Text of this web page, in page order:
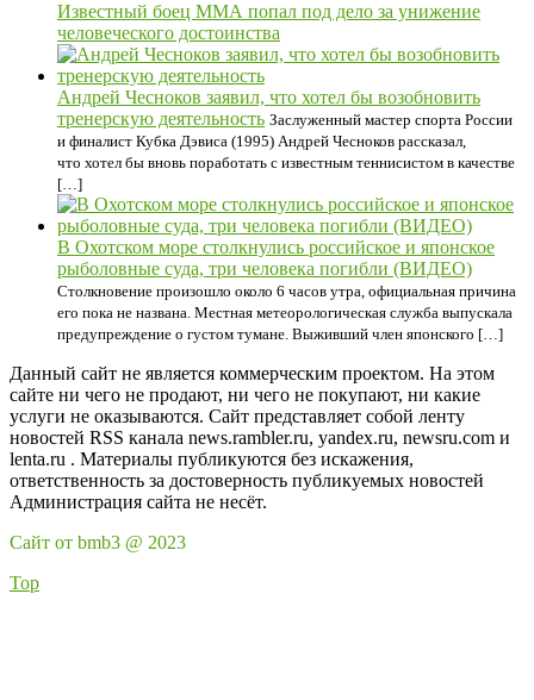
Известный боец ММА попал под дело за унижение
человеческого достоинства
Андрей Чесноков заявил, что хотел бы возобновить
тренерскую деятельность Заслуженный мастер спорта России
и финалист Кубка Дэвиса (1995) Андрей Чесноков рассказал,
что хотел бы вновь поработать с известным теннисистом в качестве
[…]
В Охотском море столкнулись российское и японское
рыболовные суда, три человека погибли (ВИДЕО)
Столкновение произошло около 6 часов утра, официальная причина
его пока не названа. Местная метеорологическая служба выпускала
предупреждение о густом тумане. Выживший член японского […]
Данный сайт не является коммерческим проектом. На этом
сайте ни чего не продают, ни чего не покупают, ни какие
услуги не оказываются. Сайт представляет собой ленту
новостей RSS канала news.rambler.ru, yandex.ru, newsru.com и
lenta.ru . Материалы публикуются без искажения,
ответственность за достоверность публикуемых новостей
Администрация сайта не несёт.
Сайт от bmb3 @ 2023
Top